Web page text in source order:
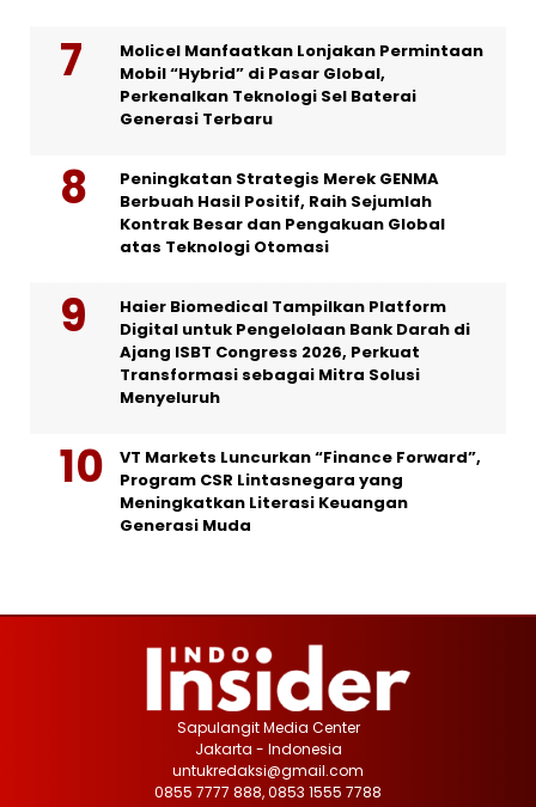
Molicel Manfaatkan Lonjakan Permintaan
Mobil “Hybrid” di Pasar Global,
Perkenalkan Teknologi Sel Baterai
Generasi Terbaru
Peningkatan Strategis Merek GENMA
Berbuah Hasil Positif, Raih Sejumlah
Kontrak Besar dan Pengakuan Global
atas Teknologi Otomasi
Haier Biomedical Tampilkan Platform
Digital untuk Pengelolaan Bank Darah di
Ajang ISBT Congress 2026, Perkuat
Transformasi sebagai Mitra Solusi
Menyeluruh
VT Markets Luncurkan “Finance Forward”,
Program CSR Lintasnegara yang
Meningkatkan Literasi Keuangan
Generasi Muda
Sapulangit Media Center
Jakarta - Indonesia
untukredaksi@gmail.com
0855 7777 888, 0853 1555 7788